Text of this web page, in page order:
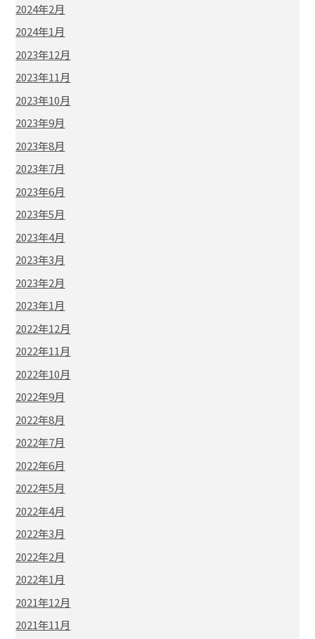
2024年2月
2024年1月
2023年12月
2023年11月
2023年10月
2023年9月
2023年8月
2023年7月
2023年6月
2023年5月
2023年4月
2023年3月
2023年2月
2023年1月
2022年12月
2022年11月
2022年10月
2022年9月
2022年8月
2022年7月
2022年6月
2022年5月
2022年4月
2022年3月
2022年2月
2022年1月
2021年12月
2021年11月